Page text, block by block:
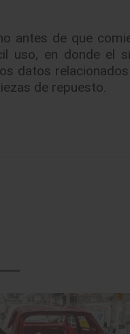
antes de que
uso, en donde el
datos
de repuesto.